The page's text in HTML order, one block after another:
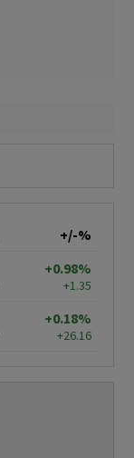
+/-%
+0.98%
+1.35
+0.18%
+26.16